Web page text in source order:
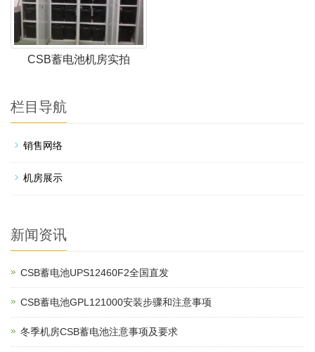
CSB蓄电池机房实拍
栏目导航
销售网络
机房展示
新闻资讯
CSB蓄电池UPS12460F2全国直发
CSB蓄电池GPL121000安装步骤和注意事项
冬季机房CSB蓄电池注意事项及要求